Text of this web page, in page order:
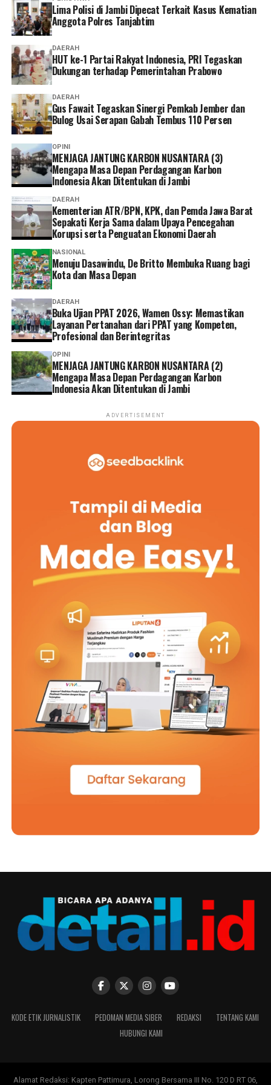
miliar rupiah belum memberikan dampak signifikan bagi
masyarakat sekitar, Fadli mengatakan pembangunan
kawasan budaya membutuhkan waktu dan tidak hanya
berfokus pada infrastruktur.
‎”Ekosistemnya harus dibangun, SDM juga harus
dipersiapkan. Seperti Borobudur, sudah ada kawasan
untuk pasar UMKMnya jadi hidup masyarakat.
Muarojambi juga harus dibangun dengan melibatkan
seluruh pihak, termasuk masyarakat,” ujarnya.
‎Sementara itu, seorang warga Muarojambi menilai
pelibatan masyarakat dalam pengembangan kawasan
masih belum optimal.
‎”Ya, ada yang dianakemaskan, ada yang tidak. Kami juga
kaget tadi tiba-tiba baru ada undangan,” tuturnya.
‎Warga berharap keberadaan Museum Sriwijaya
Dharmakirti dan revitalisasi KCBN Muarojambi benar-
benar memberikan manfaat bagi masyarakat sekitar,
pelaku UMKM, serta komunitas budaya di kawasan
tersebut.
Reporter:Juan Ambarita
Lima Polisi di Jambi Dipecat Terkait Kasus Kematian
Anggota Polres Tanjabtim
DAERAH
HUT ke-1 Partai Rakyat Indonesia, PRI Tegaskan
Dukungan terhadap Pemerintahan Prabowo
DAERAH
Gus Fawait Tegaskan Sinergi Pemkab Jember dan
Bulog Usai Serapan Gabah Tembus 110 Persen
OPINI
MENJAGA JANTUNG KARBON NUSANTARA (3)
Mengapa Masa Depan Perdagangan Karbon
Indonesia Akan Ditentukan di Jambi
DAERAH
Kementerian ATR/BPN, KPK, dan Pemda Jawa Barat
Sepakati Kerja Sama dalam Upaya Pencegahan
Korupsi serta Penguatan Ekonomi Daerah
NASIONAL
Menuju Dasawindu, De Britto Membuka Ruang bagi
Kota dan Masa Depan
DAERAH
Buka Ujian PPAT 2026, Wamen Ossy: Memastikan
Layanan Pertanahan dari PPAT yang Kompeten,
Profesional dan Berintegritas
OPINI
MENJAGA JANTUNG KARBON NUSANTARA (2)
Mengapa Masa Depan Perdagangan Karbon
Indonesia Akan Ditentukan di Jambi
ADVERTISEMENT
KODE ETIK JURNALISTIK PEDOMAN MEDIA SIBER REDAKSI
TENTANG KAMI
HUBUNGI KAMI
Alamat Redaksi: Kapten Pattimura, Lorong Bersama III No. 120 D RT 06,